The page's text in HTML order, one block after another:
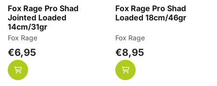
Fox Rage Pro Shad
Jointed Loaded
14cm/31gr
Merk:
Fox Rage
Prijs: 6,95
€6,95
Fox Rage Pro Shad
Loaded 18cm/46gr
Merk:
Fox Rage
Prijs: 8,95
€8,95